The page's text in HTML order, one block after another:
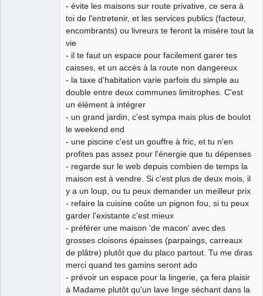
- évite les maisons sur route privative, ce sera à
toi de l'entretenir, et les services publics (facteur,
encombrants) ou livreurs te feront la misère tout la
vie
- il te faut un espace pour facilement garer tes
caisses, et un accès à la route non dangereux
- la taxe d'habitation varie parfois du simple au
double entre deux communes limitrophes. C'est
un élément à intégrer
- un grand jardin, c'est sympa mais plus de boulot
le weekend end
- une piscine c'est un gouffre à fric, et tu n'en
profites pas assez pour l'énergie que tu dépenses
- regarde sur le web depuis combien de temps la
maison est à vendre. Si c'est plus de deux mois, il
y a un loup, ou tu peux demander un meilleur prix
- refaire la cuisine coûte un pignon fou, si tu peux
garder l'existante c'est mieux
- préférer une maison 'de macon' avec des
grosses cloisons épaisses (parpaings, carreaux
de plâtre) plutôt que du placo partout. Tu me diras
merci quand tes gamins seront ado
- prévoir un espace pour la lingerie, ça fera plaisir
à Madame plutôt qu'un lave linge séchant dans la